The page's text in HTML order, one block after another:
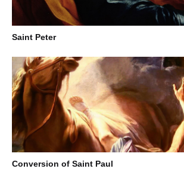
Saint Peter
Conversion of Saint Paul